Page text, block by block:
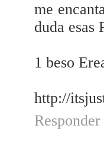
me
duda esas
1 beso
http://
Responder